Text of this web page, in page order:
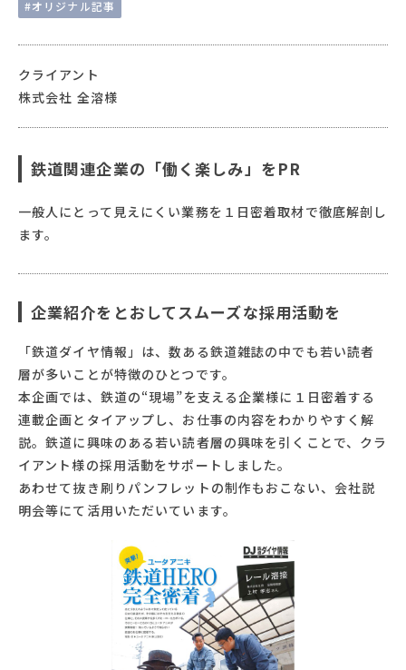
#オリジナル記事
クライアント
株式会社 全溶様
鉄道関連企業の「働く楽しみ」をPR
一般人にとって見えにくい業務を１日密着取材で徹底解剖し
ます。
企業紹介をとおしてスムーズな採用活動を
「鉄道ダイヤ情報」は、数ある鉄道雑誌の中でも若い読者
層が多いことが特徴のひとつです。
本企画では、鉄道の“現場”を支える企業様に１日密着する
連載企画とタイアップし、お仕事の内容をわかりやすく解
説。鉄道に興味のある若い読者層の興味を引くことで、クラ
イアント様の採用活動をサポートしました。
あわせて抜き刷りパンフレットの制作もおこない、会社説
明会等にて活用いただいています。